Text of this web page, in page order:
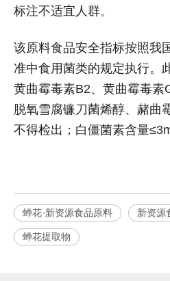
标注不适宜人群。
该原料食品安全指标按照我
准中食用菌类的规定执行。
黄曲霉毒素B2、黄曲霉毒素
脱氧雪腐镰刀菌烯醇、赭曲
不得检出；白僵菌素含量
蝉花-新资源食品原料 新资源
蝉花提取物